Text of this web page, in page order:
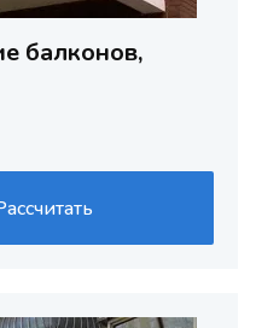
балконов,